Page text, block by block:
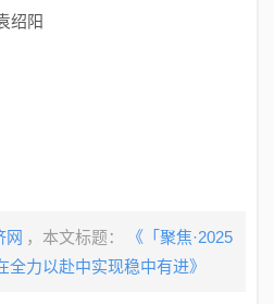
绍阳
网 ，本文标题：
《「聚焦·2025
力以赴中实现稳中有进》